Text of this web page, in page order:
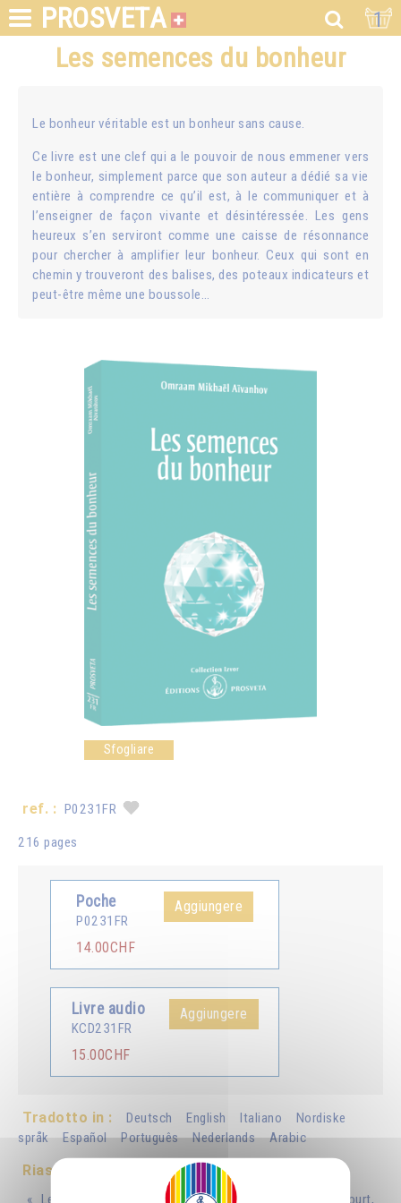
PROSVETA 1
Les semences du bonheur
Le bonheur véritable est un bonheur sans cause.
Ce livre est une clef qui a le pouvoir de nous emmener vers
le bonheur, simplement parce que son auteur a dédié sa vie
entière à comprendre ce qu’il est, à le communiquer et à
l’enseigner de façon vivante et désintéressée. Les gens
heureux s’en serviront comme une caisse de résonnance
pour chercher à amplifier leur bonheur. Ceux qui sont en
chemin y trouveront des balises, des poteaux indicateurs et
peut-être même une boussole…
Sfogliare
ref. : P0231FR
216 pages
Poche
P0231FR
14.00CHF
Aggiungere
Livre audio
KCD231FR
15.00CHF
Aggiungere
Tradotto in : Deutsch English Italiano
Nordiske
språk
Español Português Nederlands Arabic
Riassunto
« Le bonheur est comme une balle après laquelle on court,